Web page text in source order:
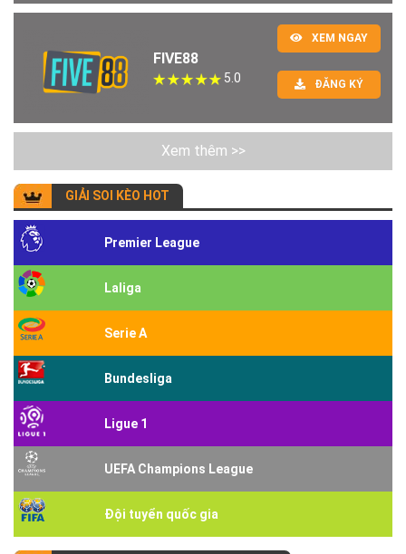
FIVE88
5.0
XEM NGAY
ĐĂNG KÝ
Xem thêm >>
GIẢI SOI KÈO HOT
Premier League
Laliga
Serie A
Bundesliga
Ligue 1
UEFA Champions League
Đội tuyển quốc gia